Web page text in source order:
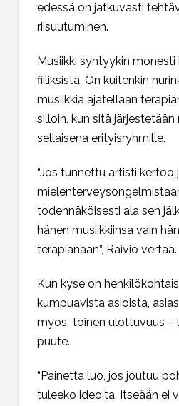
edessä on jatkuvasti
riisuutuminen.
Musiikki syntyykin
fiiliksistä. On kuitenkin
musiikkia ajatellaan
silloin, kun sitä
sellaisena erityisryhmille.
“Jos tunnettu artisti kertoo
todennäköisesti ala sen
hänen musiikkiinsa vain
terapianaan”, Raivio vertaa.
Kun kyse on
kumpuavista asioista,
myös toinen ulottuvuus –
puute.
“Painetta luo, jos joutuu
tuleeko ideoita. Itseään ei